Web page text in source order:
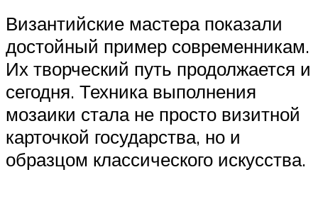
Византийские мастера показали
достойный пример современникам.
Их творческий путь продолжается и
сегодня. Техника выполнения
мозаики стала не просто визитной
карточкой государства, но и
образцом классического искусства.